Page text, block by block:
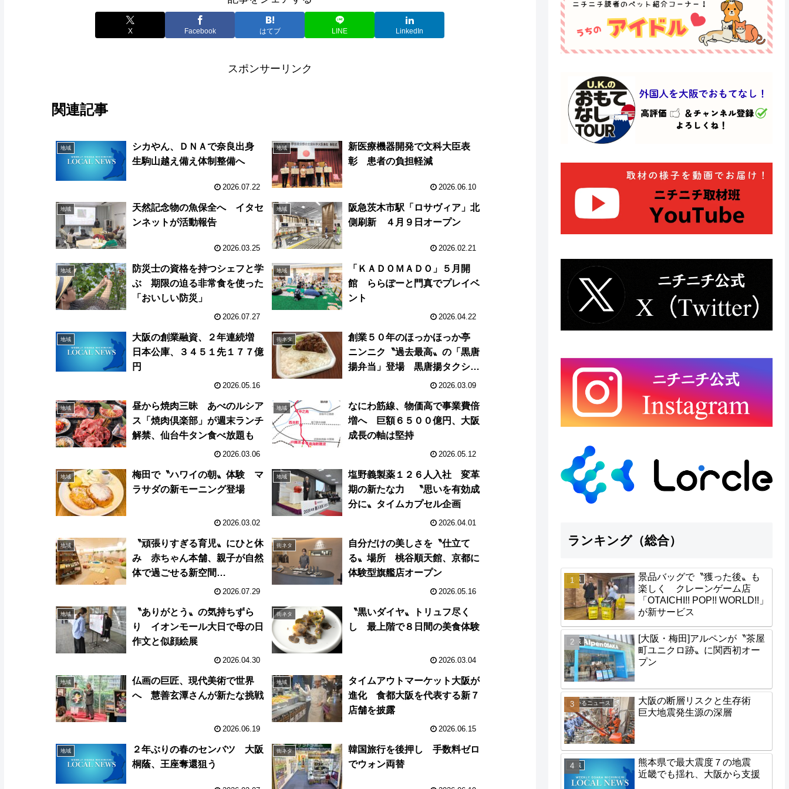
X Facebook はてブ LINE LinkedIn
スポンサーリンク
関連記事
地域
シカやん、ＤＮＡで奈良出身
生駒山越え備え体制整備へ
2026.07.22
地域
新医療機器開発で文科大臣表
彰 患者の負担軽減
2026.06.10
地域
天然記念物の魚保全へ イタセ
ンネットが活動報告
2026.03.25
地域
阪急茨木市駅「ロサヴィア」北
側刷新 ４月９日オープン
2026.02.21
地域
防災士の資格を持つシェフと学
ぶ 期限の迫る非常食を使った
「おいしい防災」
2026.07.27
地域
「ＫＡＤＯＭＡＤＯ」５月開
館 ららぽーと門真でプレイベ
ント
2026.04.22
地域
大阪の創業融資、２年連続増
日本公庫、３４５１先１７７億
円
2026.05.16
街ネタ
創業５０年のほっかほっか亭
ニンニク〝過去最高〟の「黒唐
揚弁当」登場 黒唐揚タクシー
2026.03.09
地域
昼から焼肉三昧 あべのルシア
ス「焼肉倶楽部」が週末ランチ
解禁、仙台牛タン食べ放題も
2026.03.06
地域
なにわ筋線、物価高で事業費倍
増へ 巨額６５００億円、大阪
成長の軸は堅持
2026.05.12
地域
梅田で〝ハワイの朝〟体験 マ
ラサダの新モーニング登場
2026.03.02
地域
塩野義製薬１２６人入社 変革
期の新たな力 〝思いを有効成
分に〟タイムカプセル企画
2026.04.01
地域
〝頑張りすぎる育児〟にひと休
み 赤ちゃん本舗、親子が自然
体で過ごせる新空間
2026.07.29
街ネタ
自分だけの美しさを〝仕立て
る〟場所 桃谷順天館、京都に
体験型旗艦店オープン
2026.05.16
地域
〝ありがとう〟の気持ちずら
り イオンモール大日で母の日
作文と似顔絵展
2026.04.30
街ネタ
〝黒いダイヤ〟トリュフ尽く
し 最上階で８日間の美食体験
2026.03.04
地域
仏画の巨匠、現代美術で世界
へ 慧善玄潭さんが新たな挑戦
2026.06.19
地域
タイムアウトマーケット大阪が
進化 食都大阪を代表する新７
店舗を披露
2026.06.15
地域
２年ぶりの春のセンバツ 大阪
桐蔭、王座奪還狙う
街ネタ
韓国旅行を後押し 手数料ゼロ
でウォン両替
ランキング（総合）
地域
景品バッグで〝獲った後〟も
楽しく クレーンゲーム店
「OTAICHI!! POP!! WORLD!!」
が新サービス
地域
[大阪・梅田]アルペンが〝茶屋
町ユニクロ跡〟に関西初オー
プン
わかるニュース
大阪の断層リスクと生存術
巨大地震発生源の深層
地域
熊本県で最大震度７の地震
近畿でも揺れ、大阪から支援